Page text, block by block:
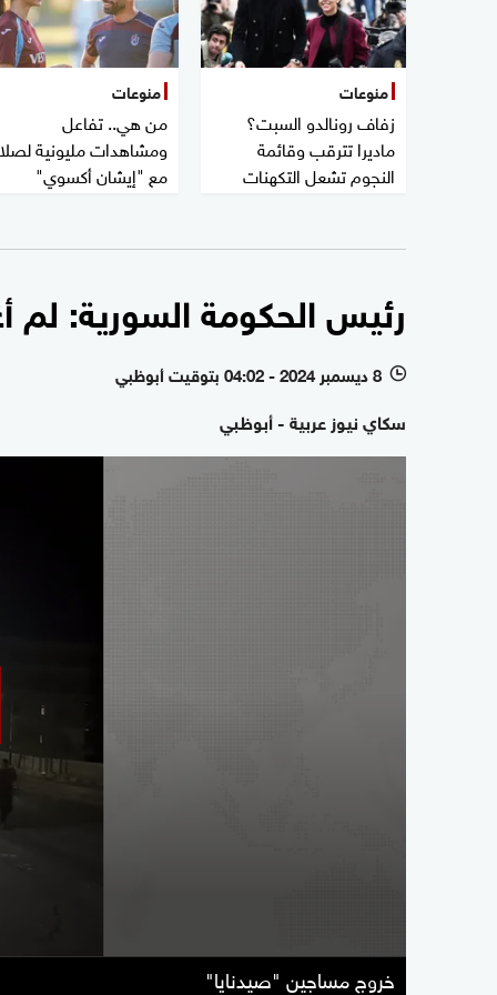
منوعات
زفاف رونالدو السبت؟
ماديرا تترقب وقائمة
النجوم تشعل التكهنات
منوعات
من هي.. تفاعل
ومشاهدات مليونية
مع "إيشان أكسوي"
رئيس الحكومة السورية: لم
l 8 ديسمبر 2024 - 04:02 بتوقيت أبوظبي
سكاي نيوز عربية - أبوظبي
خروج مساجين "صيدنايا"